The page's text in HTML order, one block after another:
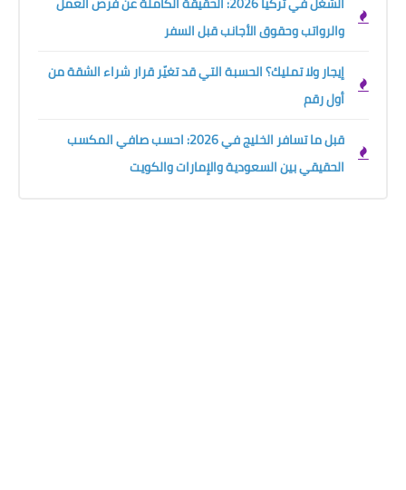
والرواتب وحقوق الأجانب قبل السفر
إيجار ولا تمليك؟ الحسبة التي قد تغيّر قرار شراء الشقة من
أول رقم
قبل ما تسافر الخليج في 2026: احسب صافي المكسب
الحقيقي بين السعودية والإمارات والكويت